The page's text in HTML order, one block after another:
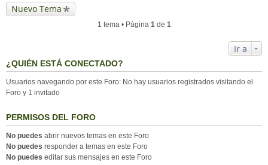
Nuevo Tema
1 tema • Página 1de 1
Ir a
¿QUIÉN ESTÁ CONECTADO?
Usuarios navegando por este Foro: No hay usuarios registrados visitando el
Foro y 1 invitado
PERMISOS DEL FORO
No puedes abrir nuevos temas en este Foro
No puedes responder a temas en este Foro
No puedes editar sus mensajes en este Foro